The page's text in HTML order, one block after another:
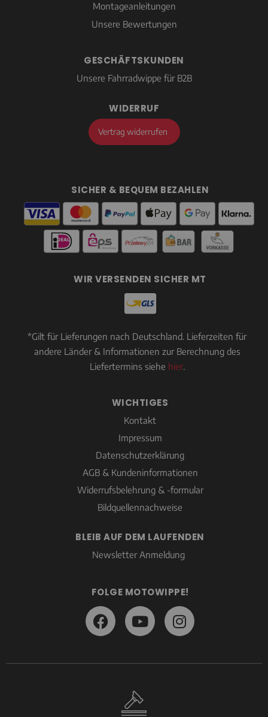
Montageanleitungen
Unsere Bewertungen
GESCHÄFTSKUNDEN
Unsere Fahrradwippe für B2B
WIDERRUF
Vertrag widerrufen
SICHER & BEQUEM BEZAHLEN
WIR VERSENDEN SICHER MT
*Gilt für Lieferungen nach Deutschland. Lieferzeiten für
andere Länder & Informationen zur Berechnung des
Liefertermins siehe hier.
WICHTIGES
Kontakt
Impressum
Datenschutzerklärung
AGB & Kundeninformationen
Widerrufsbelehrung & -formular
Bildquellennachweise
BLEIB AUF DEM LAUFENDEN
Newsletter Anmeldung
FOLGE MOTOWIPPE!